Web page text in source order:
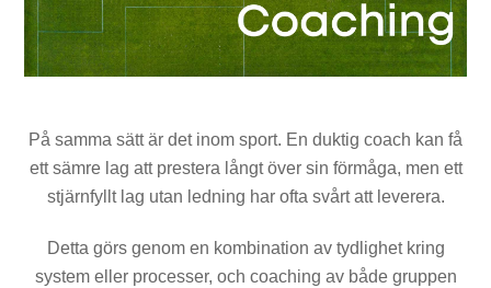
På samma sätt är det inom sport. En duktig coach kan få
ett sämre lag att prestera långt över sin förmåga, men ett
stjärnfyllt lag utan ledning har ofta svårt att leverera.
Detta görs genom en kombination av tydlighet kring
system eller processer, och coaching av både gruppen